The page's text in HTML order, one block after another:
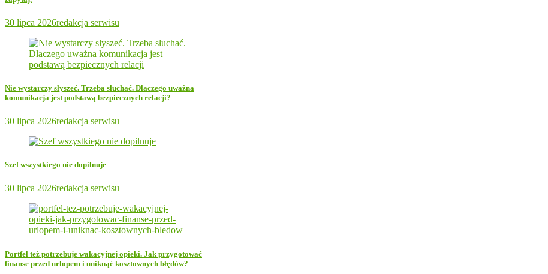
30 lipca 2026redakcja serwisu
Nie wystarczy słyszeć. Trzeba słuchać. Dlaczego uważna
komunikacja jest podstawą bezpiecznych relacji?
30 lipca 2026redakcja serwisu
Szef wszystkiego nie dopilnuje
30 lipca 2026redakcja serwisu
Portfel też potrzebuje wakacyjnej opieki. Jak przygotować
finanse przed urlopem i uniknąć kosztownych błędów?